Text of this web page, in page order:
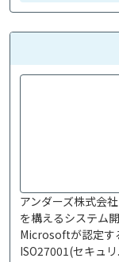
アンダーズ株式会
を構えるシステム
Microsoftが認定す
ISO27001(セキュリ